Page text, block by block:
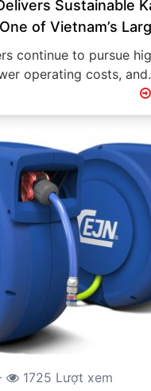
Sustainable
of Vietnam’s
continue to pursue
operating costs, and
methods,
systems are
1725 Lượt xem